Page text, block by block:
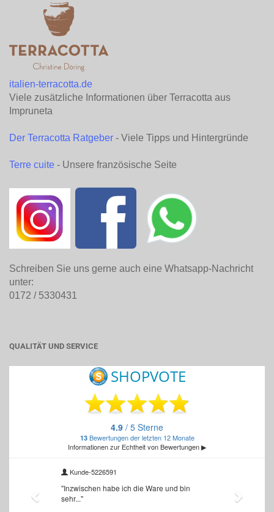
italien-terracotta.de
Viele zusätzliche Informationen über Terracotta aus
Impruneta
Der Terracotta Ratgeber - Viele Tipps und Hintergründe
Terre cuite - Unsere französische Seite
Schreiben Sie uns gerne auch eine Whatsapp-Nachricht
unter:
0172 / 5330431
QUALITÄT UND SERVICE